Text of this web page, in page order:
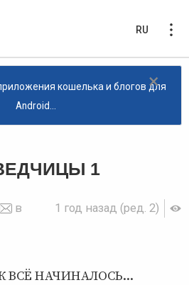
RU
×
кошелька и блогов для
Android...
1
1 год назад (ред. 2)
в
НАЧИНАЛОСЬ...